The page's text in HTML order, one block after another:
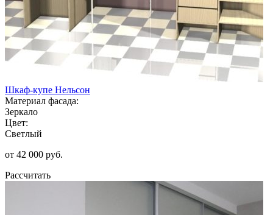
Шкаф-купе Нельсон
Материал фасада:
Зеркало
Цвет:
Светлый
от 42 000 руб.
Рассчитать